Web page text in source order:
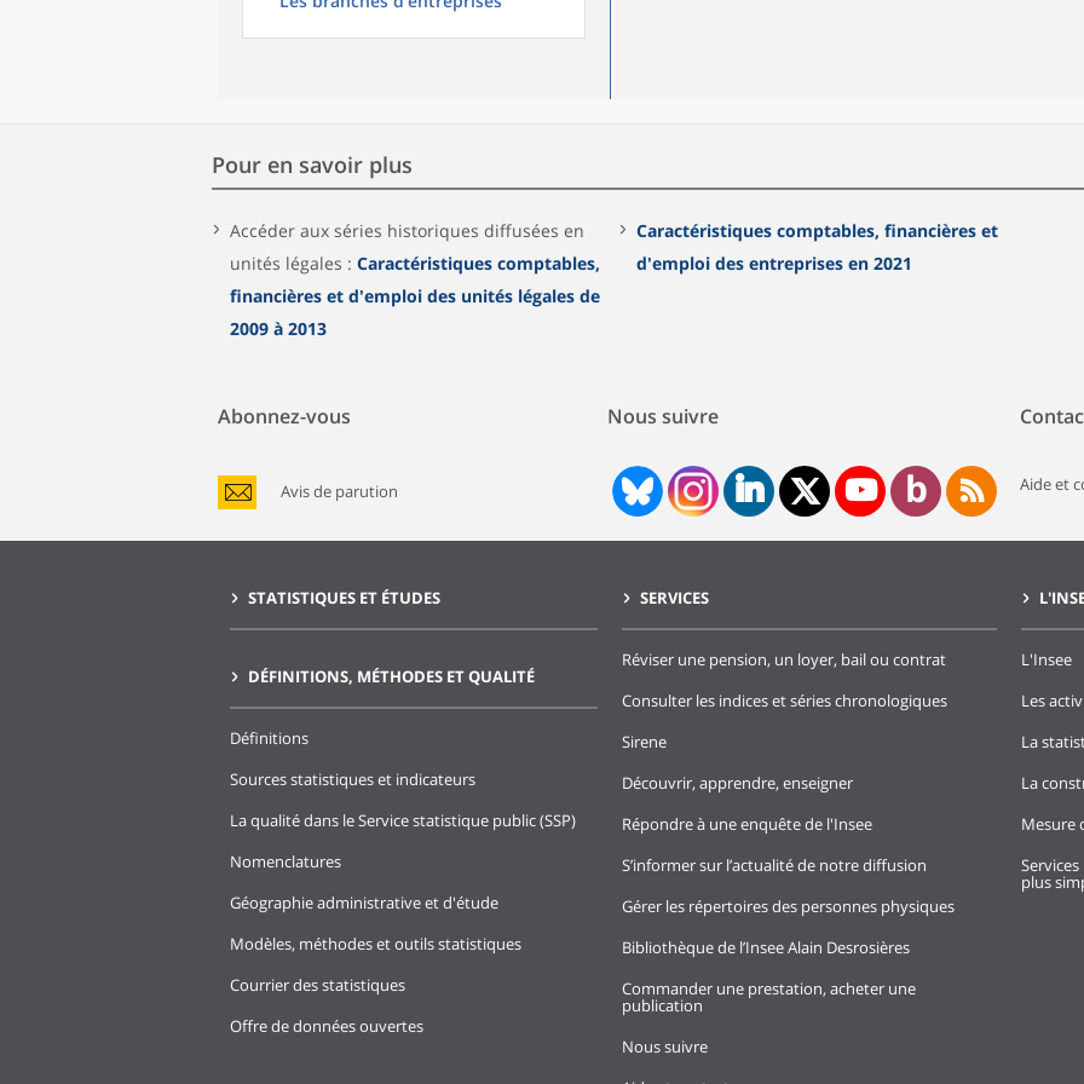
Pour en savoir plus
Accéder aux séries historiques diffusées en
unités légales : Caractéristiques comptables,
financières et d'emploi des unités légales de
2009 à 2013
Caractéristiques comptables, financières et
d'emploi des entreprises en 2021
Abonnez-vous
Avis de parution
Nous suivre
Aide et
STATISTIQUES ET ÉTUDES
DÉFINITIONS, MÉTHODES ET QUALITÉ
Définitions
Sources statistiques et indicateurs
La qualité dans le Service statistique public (SSP)
Nomenclatures
Géographie administrative et d'étude
Modèles, méthodes et outils statistiques
Courrier des statistiques
Offre de données ouvertes
SERVICES
Réviser une pension, un loyer, bail ou contrat
Consulter les indices et séries chronologiques
Sirene
Découvrir, apprendre, enseigner
Répondre à une enquête de l'Insee
S’informer sur l’actualité de notre diffusion
Gérer les répertoires des personnes physiques
Bibliothèque de l’Insee Alain Desrosières
Commander une prestation, acheter une
publication
Nous suivre
L'Insee
Les
La
La
Mesure
plus